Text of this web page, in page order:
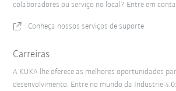
colaboradores ou serviço no local? Entre em
Conheça nossos serviços de suporte
Carreiras
A KUKA lhe oferece as melhores oportunidades
desenvolvimento. Entre no mundo da Industrie